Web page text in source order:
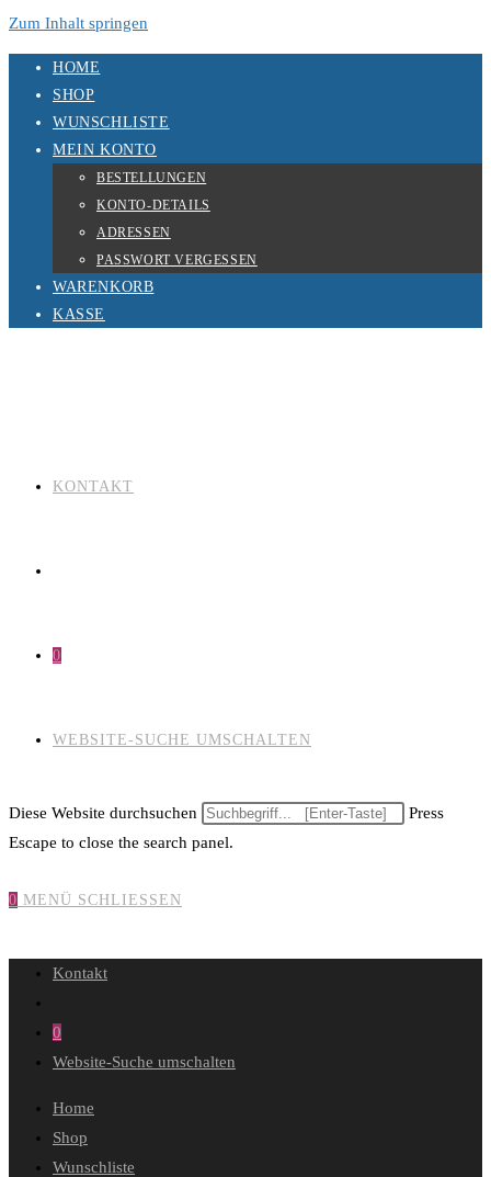
Zum Inhalt springen
HOME
SHOP
WUNSCHLISTE
MEIN KONTO
BESTELLUNGEN
KONTO-DETAILS
ADRESSEN
PASSWORT VERGESSEN
WARENKORB
KASSE
KONTAKT
0
WEBSITE-SUCHE UMSCHALTEN
Diese Website durchsuchen
Press
Escape to close the search panel.
0 MENÜ SCHLIESSEN
Kontakt
0
Website-Suche umschalten
Home
Shop
Wunschliste